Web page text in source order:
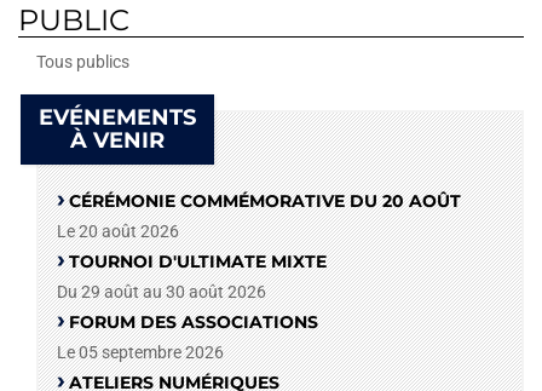
PUBLIC
Tous publics
EVÉNEMENTS
À VENIR
CÉRÉMONIE COMMÉMORATIVE DU 20 AOÛT
Le 20 août 2026
TOURNOI D'ULTIMATE MIXTE
Du 29 août au 30 août 2026
FORUM DES ASSOCIATIONS
Le 05 septembre 2026
ATELIERS NUMÉRIQUES